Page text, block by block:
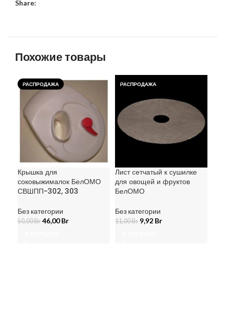
Share:
Похожие товары
РАСПРОДАЖА
Крышка для
соковыжималок БелОМО
СВШПП-302, 303
Без категории
50,00Br 46,00Br
РАСПРОДАЖА
Лист сетчатый к сушилке
для овощей и фруктов
БелОМО
Без категории
11,00Br 9,92 Br